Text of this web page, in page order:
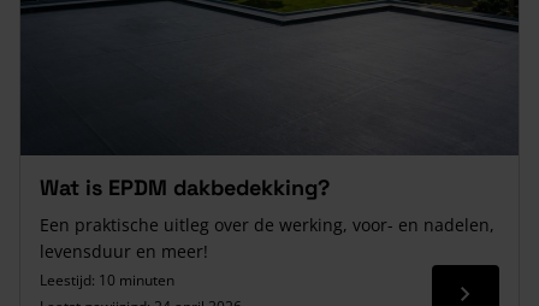
Wat is EPDM dakbedekking?
Een praktische uitleg over de werking, voor- en nadelen,
levensduur en meer!
Leestijd: 10 minuten